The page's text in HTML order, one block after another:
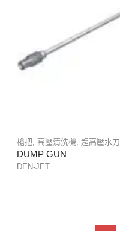
槍把, 高壓清洗機, 超高壓水刀
DUMP GUN
DEN-JET